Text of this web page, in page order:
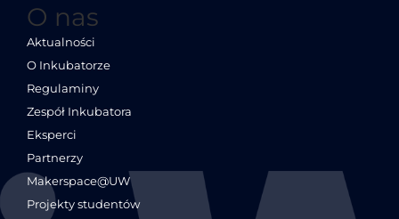
O nas
Aktualności
O Inkubatorze
Regulaminy
Zespół Inkubatora
Eksperci
Partnerzy
Makerspace@UW
Projekty studentów